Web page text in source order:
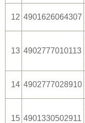
12 4901626064307
13 4902777010113
14 4902777028910
15 4901330502911